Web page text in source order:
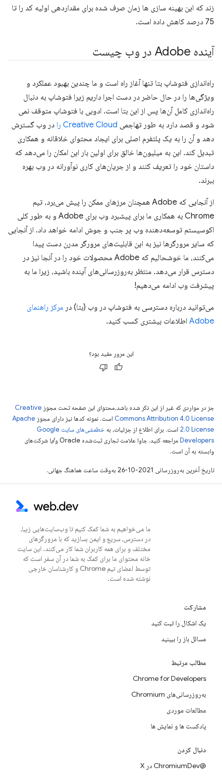
زند که این بهینه سازی ها زمان صرف شده برای مقداردهی اولیه کد را تا
75 درصد کاهش داده است.
آینده Adobe در وب چیست
راه‌اندازی فتوشاپ بتا تنها آغاز راه است و ما چندین بهبود عملکرد و
ویژگی‌ها را در حال حاضر در دست اجرا داریم زیرا فتوشاپ به دنبال
راه‌اندازی کامل آن‌ها پس از این بتا است. ادوبی با فتوشاپ متوقف نمی
شود و قصد دارد به طور تهاجمی Creative Cloud را
در وب گسترش
دهد و آن را به یک پلتفرم اصلی برای ایجاد محتوای خلاقانه و همکاری
تبدیل کند. این به میلیون‌ها خالق برای اولین بار این امکان را می‌دهد که
داستان خود را تعریف کنند و از جریان‌های کاری نوآورانه در وب بهره
ببرند.
از آنجایی که Adobe همچنان مرزهای ممکن را پیش می‌برد، تیم
Chrome به همکاری ما برای پیشبرد وب برای Adobe و به طور کلی
اکوسیستم توسعه‌دهنده وب پر جنب و جوش ادامه خواهد داد. از آنجایی
که سایر مرورگرها نیز به این قابلیت‌های مرورگر مدرن دست پیدا
می‌کنند، ما خوشحالیم که Adobe محصولات خود را در آنجا نیز در
دسترس قرار می‌دهد. منتظر به‌روزرسانی‌های آینده باشید، زیرا ما به
پیشرفت وب ادامه می‌دهیم!
می‌توانید درباره دسترسی به فتوشاپ در وب (بتا) در مرکز راهنمای
Adobe اطلاعات بیشتری کسب کنید.
این مرور مفید بود؟
جز در مواردی که غیر از این ذکر شده باشد،‌محتوای این صفحه تحت مجوز Creative
Commons Attribution 4.0 License است. نمونه کدها نیز دارای مجوز Apache
2.0 License است. برای اطلاع از جزئیات، به
خطمشی‌های سایت Google
Developers‏
مراجعه کنید. جاوا علامت تجاری ثبت‌شده Oracle و/یا شرکت‌های
وابسته به آن است.
تاریخ آخرین به‌روزرسانی 2021-10-26 به‌وقت ساعت هماهنگ جهانی.
ما می‌خواهیم به شما کمک کنیم تا وب‌سایت‌هایی زیبا،
در دسترس، سریع و ایمن بسازید که با مرورگرهای
مختلف و برای همه کاربران شما کار می‌کنند. این سایت
خانه محتوای ما برای کمک به شما در آن سفر است که
توسط اعضای تیم Chrome و کارشناسان خارجی
نوشته شده است.
مشارکت
یک اشکال را ثبت کنید
مسائل باز را ببینید
مطالب مرتبط
Chrome for Developers
به‌روزرسانی‌های Chromium
مطالعات موردی
پادکست ها و نمایش ها
دنبال کردن
@ChromiumDev در X